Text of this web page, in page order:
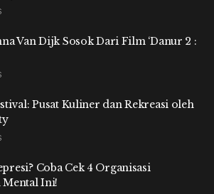
Van Dijk Sosok Dari Film ‘Danur 2 :
Pusat Kuliner dan Rekreasi oleh
Coba Cek 4 Organisasi
Mental Ini!